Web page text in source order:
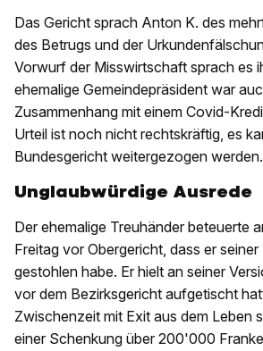
Das Gericht sprach Anton K. des
des Betrugs und der
Vorwurf der Misswirtschaft sprach es
ehemalige Gemeindepräsident war
Zusammenhang mit einem Covid-
Urteil ist noch nicht rechtskräftig, es
Bundesgericht weitergezogen werden.
Unglaubwürdige Ausrede
Der ehemalige Treuhänder beteuerte
Freitag vor Obergericht, dass er seiner
gestohlen habe. Er hielt an seiner
vor dem Bezirksgericht aufgetischt
Zwischenzeit mit Exit aus dem Leben
einer Schenkung über 200'000